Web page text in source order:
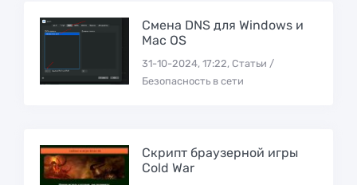
Смена DNS для Windows и
Mac OS
31-10-2024, 17:22, Статьи /
Безопасность в сети
Скрипт браузерной игры
Cold War